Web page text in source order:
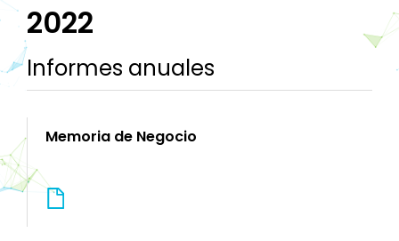
2022
Informes anuales
Memoria de Negocio